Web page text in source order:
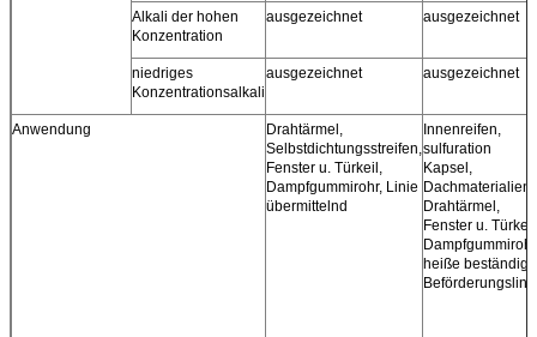
Alkali der hohen
Konzentration
ausgezeichnet ausgezeichnet
niedriges
Konzentrationsalkali
ausgezeichnet ausgezeichnet
Anwendung
Drahtärmel,
Selbstdichtungsstreifen,
Fenster u. Türkeil,
Dampfgummirohr, Linie
übermittelnd
Innenreifen,
sulfuration
Kapsel,
Dachmaterialien,
Drahtärmel,
Fenster u.
heiße beständige